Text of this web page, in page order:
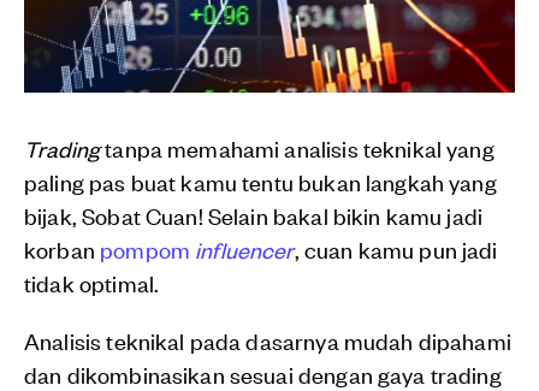
Tradingtanpa memahami analisis teknikal yang
paling pas buat kamu tentu bukan langkah yang
bijak, Sobat Cuan! Selain bakal bikin kamu jadi
korban pompom influencer, cuan kamu pun jadi
tidak optimal.
Analisis teknikal pada dasarnya mudah dipahami
dan dikombinasikan sesuai dengan gaya trading